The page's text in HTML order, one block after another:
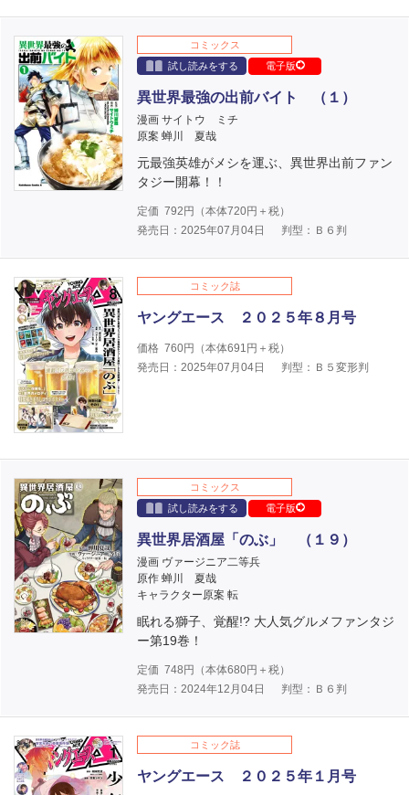
コミックス
試し読みをする
電子版
異世界最強の出前バイト （１）
漫画 サイトウ ミチ
原案 蝉川 夏哉
元最強英雄がメシを運ぶ、異世界出前ファン
タジー開幕！！
定価 792 円（本体720円＋税）
発売日：2025年07月04日
判型：Ｂ６判
コミック誌
ヤングエース ２０２５年８月号
価格 760円（本体691 円＋税）
発売日：2025年07月04日
判型：Ｂ５変形判
コミックス
試し読みをする
電子版
異世界居酒屋「のぶ」 （１９）
漫画 ヴァージニア二等兵
原作 蝉川 夏哉
キャラクター原案 転
眠れる獅子、覚醒!? 大人気グルメファンタジ
ー第19巻！
定価 748 円（本体680円＋税）
発売日：2024年12月04日
判型：Ｂ６判
コミック誌
ヤングエース ２０２５年１月号